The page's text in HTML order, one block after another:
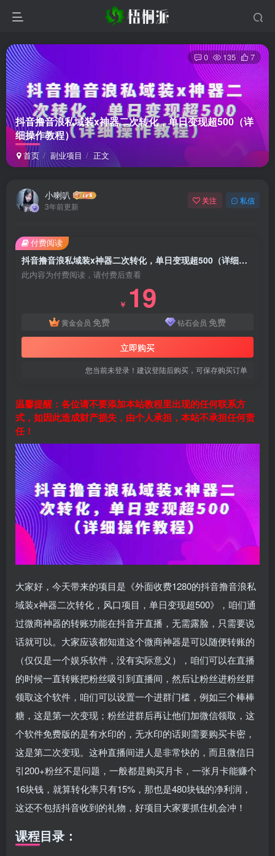
抖音撸音浪私域装x神器二次转化，单日变现超500（详
细操作教程）
首页 副业项目 正文
0 135 7
小喇叭
3年前更新
关注 私信
抖音撸音浪私域装x神器二次转化，单日变现超500（详细操作教程）
此内容为付费阅读，请付费后查看
￥ 19
黄金会员 免费 钻石会员 免费
立即购买
您当前未登录！建议登陆后购买，可保存购买订单
付费阅读
温馨提醒：各位请不要添加本站教程里出现的任何联系方
式，如因此造成财产损失，由个人承担，本站不承担任何责
任！
大家好，今天带来的项目是《外面收费1280的抖音撸音浪私
域装x神器二次转化，风口项目，单日变现超500》，咱们通
过微商神器的转账功能在抖音开直播，无需露脸，只需要说
话就可以。大家应该都知道这个微商神器是可以随便转账的
（仅仅是一个娱乐软件，没有实际意义），咱们可以在直播
的时候一直转账把粉丝吸引到直播间，然后让粉丝进粉丝群
领取这个软件，咱们可以设置一个进群门槛，例如三个棒棒
糖，这是第一次变现；粉丝进群后再让他们加微信领取，这
个软件免费版的是有水印的，无水印的话则需要购买卡密，
这是第二次变现。这种直播间进人是非常快的，而且微信日
引200+粉丝不是问题，一般都是购买月卡，一张月卡能赚个
16块钱，就算转化率只有15%，那也是480块钱的净利润，
这还不包括抖音收到的礼物，好项目大家要抓住机会冲！
课程目录：